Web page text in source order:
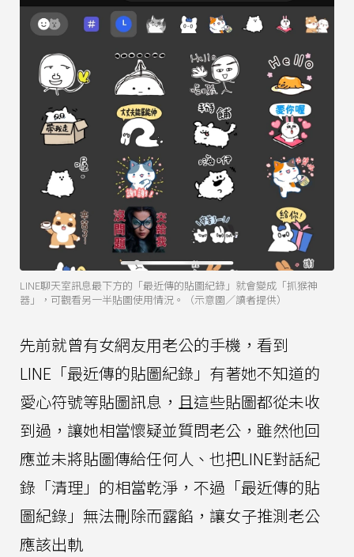
LINE聊天室訊息最下方的「最近傳的貼圖紀錄」就會變成「抓猴神
器」，可觀看另一半貼圖使用情況。（示意圖／讀者提供）
先前就曾有女網友用老公的手機，看到
LINE「最近傳的貼圖紀錄」有著她不知道的
愛心符號等貼圖訊息，且這些貼圖都從未收
到過，讓她相當懷疑並質問老公，雖然他回
應並未將貼圖傳給任何人、也把LINE對話紀
錄「清理」的相當乾淨，不過「最近傳的貼
圖紀錄」無法刪除而露餡，讓女子推測老公
應該出軌